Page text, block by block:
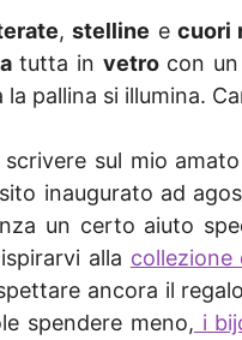
,stelline e cuori
tutta in vetrocon un
pallina si illumina.
sul mio
inaugurato ad
un certo aiuto
alla
ancora il
spendere meno, i